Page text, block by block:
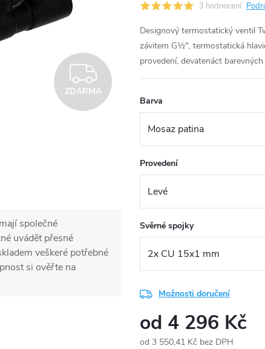
ZDARMA
ZDARMA
společné
uvádět přesné
veškeré potřebné
si ověřte na
3 hodnocení
Designový termostatický ventil
závitem G½", termostatická
provedení, devatenáct
Barva
Provedení
Svěrné spojky
Možnosti doručení
od 4 296 Kč
od 3 550,41 Kč bez DPH